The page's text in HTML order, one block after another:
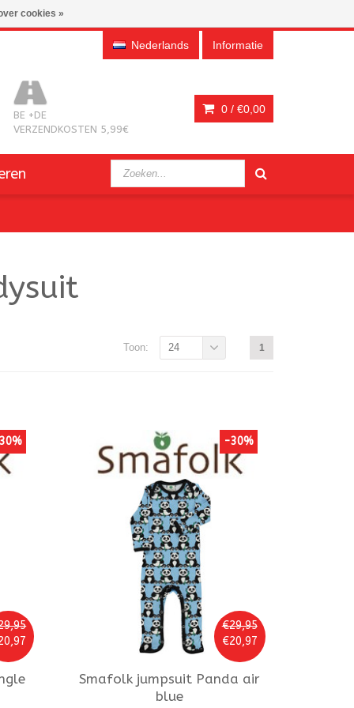
Nederlands Informatie
BE +DE
VERZENDKOSTEN 5,99€
0 / €0,00
1
Toon: 24
€29,95
€20,97
-30%
Smafolk jumpsuit Panda air
blue
cookies »